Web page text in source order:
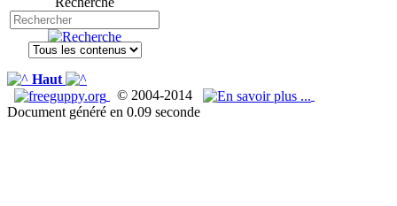
Haut
© 2004-2014
Document généré en 0.09 seconde